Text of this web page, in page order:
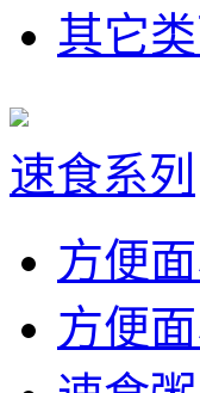
其它
速食系列
方便
方便